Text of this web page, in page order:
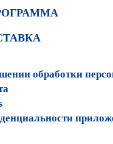
обработки